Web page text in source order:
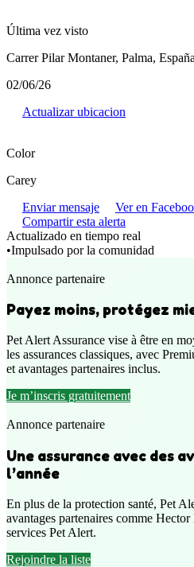
Última vez visto
Carrer Pilar Montaner, Palma, España
02/06/26
Actualizar ubicacion
Color
Carey
Enviar mensaje
Ver en
Compartir esta alerta
Actualizado en tiempo real
•Impulsado por la comunidad
Annonce partenaire
Payez moins, protégez
Pet Alert Assurance vise à être en
les assurances classiques, avec
et avantages partenaires inclus.
Je m’inscris gratuitement
Annonce partenaire
Une assurance avec des
l’année
En plus de la protection santé, Pet
avantages partenaires comme
services Pet Alert.
Rejoindre la liste